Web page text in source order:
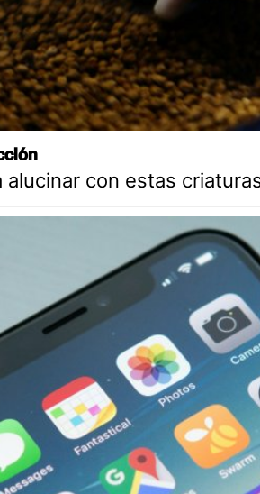
alucinar con estas